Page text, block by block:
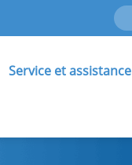
Service et assistance